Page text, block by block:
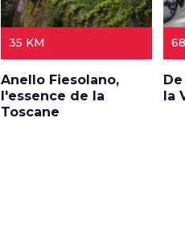
35 KM
Anello Fiesolano,
l'essence de la
Toscane
la